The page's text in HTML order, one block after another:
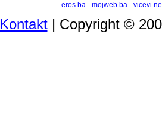
eros.ba- mojweb.ba-
Kontakt| Copyright ©